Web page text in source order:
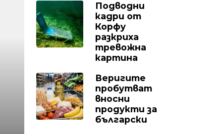
Подводни
кадри от
Корфу
разкриха
тревожна
картина
Веригите
пробутват
вносни
продукти за
български